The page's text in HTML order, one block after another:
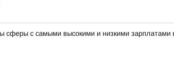
сферы с самыми высокими и низкими зарплатами